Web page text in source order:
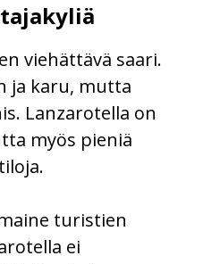
viehättävä saari.
ja karu, mutta
Lanzarotella on
myös pieniä
turistien
ei